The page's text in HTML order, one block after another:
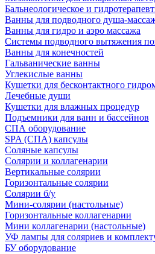
Бальнеологическое и
Ванны для подводного душа-
Ванны для гидро и аэро массажа
Системы подводного вытяжения
Ванны для конечностей
Гальванические ванны
Углекислые ванны
Кушетки для бесконтактного
Лечебные души
Кушетки для влажных процедур
Подъемники для ванн и бассейнов
СПА оборудование
SPA (СПА) капсулы
Соляные капсулы
Солярии и коллагенарии
Вертикальные солярии
Горизонтальные солярии
Солярии б/у
Мини-солярии (настольные)
Горизонтальные коллагенарии
Мини коллагенарии (настольные)
УФ лампы для соляриев и
БУ оборудование